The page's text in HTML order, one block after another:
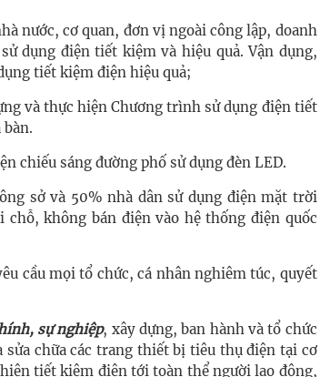
nước, cơ quan, đơn vị ngoài công lập, doanh
dụng điện tiết kiệm và hiệu quả. Vận dụng,
tiết kiệm điện hiệu quả;
và thực hiện Chương trình sử dụng điện tiết
chiếu sáng đường phố sử dụng đèn LED.
sở và 50% nhà dân sử dụng điện mặt trời
không bán điện vào hệ thống điện quốc
cầu mọi tổ chức, cá nhân nghiêm túc, quyết
sự nghiệp, xây dựng, ban hành và tổ chức
sửa chữa các trang thiết bị tiêu thụ điện tại cơ
tiết kiệm điện tới toàn thể người lao động,